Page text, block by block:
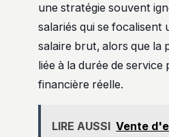
une stratégie souvent
salariés qui se focalisent
salaire brut, alors que la
liée à la durée de
financière réelle.
LIRE AUSSI Vente